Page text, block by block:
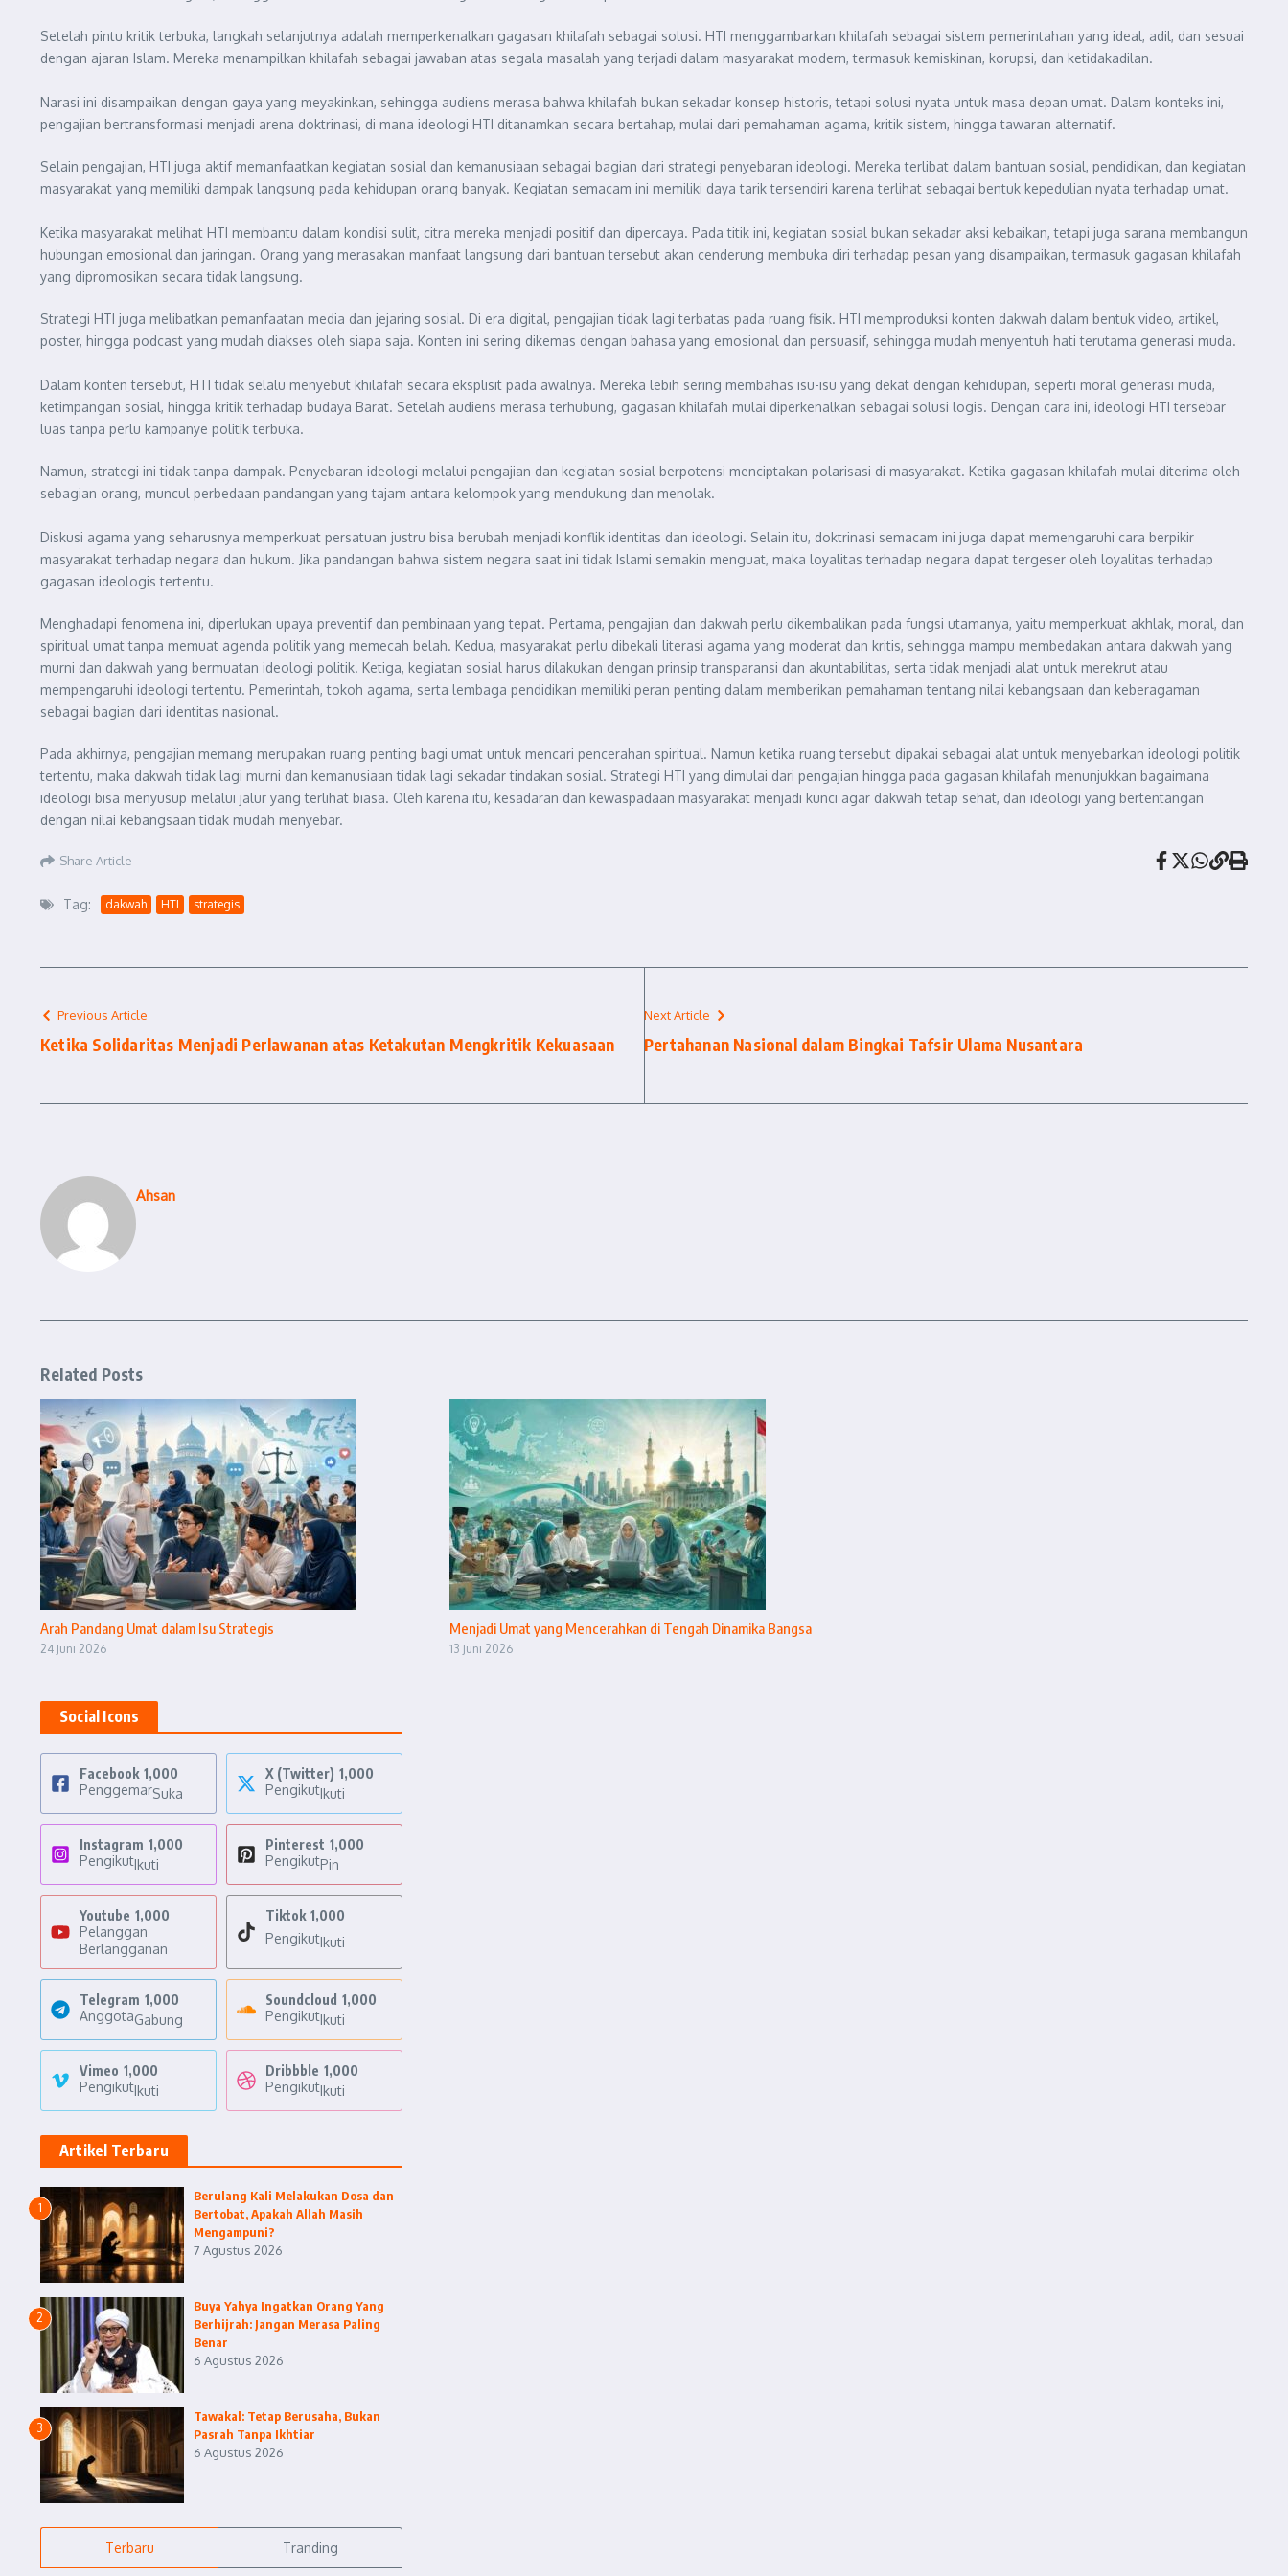
Setelah pintu kritik terbuka, langkah selanjutnya adalah memperkenalkan gagasan khilafah sebagai solusi. HTI menggambarkan khilafah sebagai sistem pemerintahan yang ideal, adil, dan sesuai
dengan ajaran Islam. Mereka menampilkan khilafah sebagai jawaban atas segala masalah yang terjadi dalam masyarakat modern, termasuk kemiskinan, korupsi, dan ketidakadilan.
Narasi ini disampaikan dengan gaya yang meyakinkan, sehingga audiens merasa bahwa khilafah bukan sekadar konsep historis, tetapi solusi nyata untuk masa depan umat. Dalam konteks ini,
pengajian bertransformasi menjadi arena doktrinasi, di mana ideologi HTI ditanamkan secara bertahap, mulai dari pemahaman agama, kritik sistem, hingga tawaran alternatif.
Selain pengajian, HTI juga aktif memanfaatkan kegiatan sosial dan kemanusiaan sebagai bagian dari strategi penyebaran ideologi. Mereka terlibat dalam bantuan sosial, pendidikan, dan kegiatan
masyarakat yang memiliki dampak langsung pada kehidupan orang banyak. Kegiatan semacam ini memiliki daya tarik tersendiri karena terlihat sebagai bentuk kepedulian nyata terhadap umat.
Ketika masyarakat melihat HTI membantu dalam kondisi sulit, citra mereka menjadi positif dan dipercaya. Pada titik ini, kegiatan sosial bukan sekadar aksi kebaikan, tetapi juga sarana membangun
hubungan emosional dan jaringan. Orang yang merasakan manfaat langsung dari bantuan tersebut akan cenderung membuka diri terhadap pesan yang disampaikan, termasuk gagasan khilafah
yang dipromosikan secara tidak langsung.
Strategi HTI juga melibatkan pemanfaatan media dan jejaring sosial. Di era digital, pengajian tidak lagi terbatas pada ruang fisik. HTI memproduksi konten dakwah dalam bentuk video, artikel,
poster, hingga podcast yang mudah diakses oleh siapa saja. Konten ini sering dikemas dengan bahasa yang emosional dan persuasif, sehingga mudah menyentuh hati terutama generasi muda.
Dalam konten tersebut, HTI tidak selalu menyebut khilafah secara eksplisit pada awalnya. Mereka lebih sering membahas isu-isu yang dekat dengan kehidupan, seperti moral generasi muda,
ketimpangan sosial, hingga kritik terhadap budaya Barat. Setelah audiens merasa terhubung, gagasan khilafah mulai diperkenalkan sebagai solusi logis. Dengan cara ini, ideologi HTI tersebar
luas tanpa perlu kampanye politik terbuka.
Namun, strategi ini tidak tanpa dampak. Penyebaran ideologi melalui pengajian dan kegiatan sosial berpotensi menciptakan polarisasi di masyarakat. Ketika gagasan khilafah mulai diterima oleh
sebagian orang, muncul perbedaan pandangan yang tajam antara kelompok yang mendukung dan menolak.
Diskusi agama yang seharusnya memperkuat persatuan justru bisa berubah menjadi konflik identitas dan ideologi. Selain itu, doktrinasi semacam ini juga dapat memengaruhi cara berpikir
masyarakat terhadap negara dan hukum. Jika pandangan bahwa sistem negara saat ini tidak Islami semakin menguat, maka loyalitas terhadap negara dapat tergeser oleh loyalitas terhadap
gagasan ideologis tertentu.
Menghadapi fenomena ini, diperlukan upaya preventif dan pembinaan yang tepat. Pertama, pengajian dan dakwah perlu dikembalikan pada fungsi utamanya, yaitu memperkuat akhlak, moral, dan
spiritual umat tanpa memuat agenda politik yang memecah belah. Kedua, masyarakat perlu dibekali literasi agama yang moderat dan kritis, sehingga mampu membedakan antara dakwah yang
murni dan dakwah yang bermuatan ideologi politik. Ketiga, kegiatan sosial harus dilakukan dengan prinsip transparansi dan akuntabilitas, serta tidak menjadi alat untuk merekrut atau
mempengaruhi ideologi tertentu. Pemerintah, tokoh agama, serta lembaga pendidikan memiliki peran penting dalam memberikan pemahaman tentang nilai kebangsaan dan keberagaman
sebagai bagian dari identitas nasional.
Pada akhirnya, pengajian memang merupakan ruang penting bagi umat untuk mencari pencerahan spiritual. Namun ketika ruang tersebut dipakai sebagai alat untuk menyebarkan ideologi politik
tertentu, maka dakwah tidak lagi murni dan kemanusiaan tidak lagi sekadar tindakan sosial. Strategi HTI yang dimulai dari pengajian hingga pada gagasan khilafah menunjukkan bagaimana
ideologi bisa menyusup melalui jalur yang terlihat biasa. Oleh karena itu, kesadaran dan kewaspadaan masyarakat menjadi kunci agar dakwah tetap sehat, dan ideologi yang bertentangan
dengan nilai kebangsaan tidak mudah menyebar.
Share Article
Tag: dakwah HTI strategis
Previous Article
Ketika Solidaritas Menjadi Perlawanan atas Ketakutan Mengkritik Kekuasaan
Next Article
Pertahanan Nasional dalam Bingkai Tafsir Ulama Nusantara
Ahsan
Related Posts
Arah Pandang Umat dalam Isu Strategis
24 Juni 2026
Menjadi Umat yang Mencerahkan di Tengah Dinamika Bangsa
13 Juni 2026
Social Icons
Facebook 1,000
PenggemarSuka
X (Twitter) 1,000
PengikutIkuti
Instagram 1,000
PengikutIkuti
Pinterest 1,000
PengikutPin
Youtube 1,000
Pelanggan
Berlangganan
Tiktok 1,000
PengikutIkuti
Telegram 1,000
AnggotaGabung
Soundcloud 1,000
PengikutIkuti
Vimeo 1,000
PengikutIkuti
Dribbble 1,000
PengikutIkuti
Artikel Terbaru
1
Berulang Kali Melakukan Dosa dan
Bertobat, Apakah Allah Masih
Mengampuni?
7 Agustus 2026
2
Buya Yahya Ingatkan Orang Yang
Berhijrah: Jangan Merasa Paling
Benar
6 Agustus 2026
3
Tawakal: Tetap Berusaha, Bukan
Pasrah Tanpa Ikhtiar
6 Agustus 2026
Terbaru Tranding